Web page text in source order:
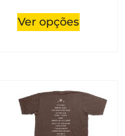
Ver opções